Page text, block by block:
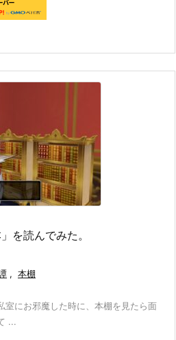
を読んでみた。
, 本棚
にお邪魔した時に、本棚を見たら面
...